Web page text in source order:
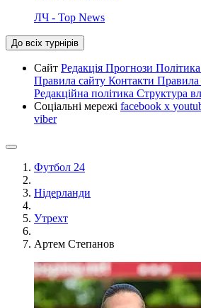
ЛЧ - Top News
До всіх турнірів
Сайт Редакція Прогнози
Правила сайту Контакти Правила
Редакційна політика Структура
Соціальні мережі facebook x
viber
Футбол 24
Нідерланди
Утрехт
Артем Степанов